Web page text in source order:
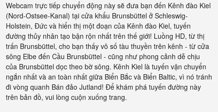
Webcam trực tiếp chuyển động này sẽ đưa bạn đến Kênh đào Kiel
(Nord-Ostsee-Kanal) tại cửa khẩu Brunsbüttel ở Schleswig-
Holstein, Đức và hiển thị một đoạn của Kênh đào Kiel, tuyến
đường thủy nhân tạo bận rộn nhất trên thế giới! Luồng HD, từ thị
trấn Brunsbüttel, cho bạn thấy vô số tàu thuyền trên kênh - từ cửa
sông Elbe đến Cầu Brunsbüttel - cũng như phong cảnh dễ chịu
của Brunsbüttel dọc theo bờ sông. Kênh Kiel là tuyến vận chuyển
ngắn nhất và an toàn nhất giữa Biển Bắc và Biển Baltic, vì nó tránh
đi vòng quanh Bán đảo Jutland! Để khám phá tuyến đường này
trên bản đồ, vui lòng cuộn xuống trang.